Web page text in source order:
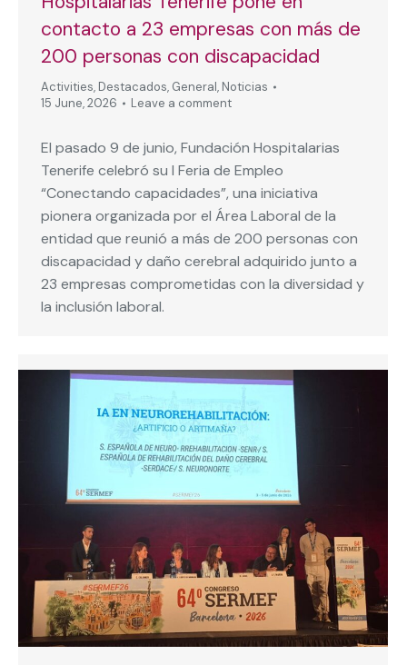
contacto a 23 empresas con más de
200 personas con discapacidad
Activities, Destacados, General, Noticias
15 June, 2026
Leave a comment
El pasado 9 de junio, Fundación Hospitalarias
Tenerife celebró su I Feria de Empleo
“Conectando capacidades”, una iniciativa
pionera organizada por el Área Laboral de la
entidad que reunió a más de 200 personas con
discapacidad y daño cerebral adquirido junto a
23 empresas comprometidas con la diversidad y
la inclusión laboral.